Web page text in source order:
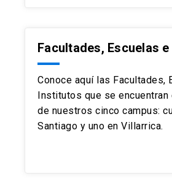
Facultades, Escuelas
Conoce aquí las Facultades,
Institutos que se encuentran
de nuestros cinco campus:
Santiago y uno en Villarrica.